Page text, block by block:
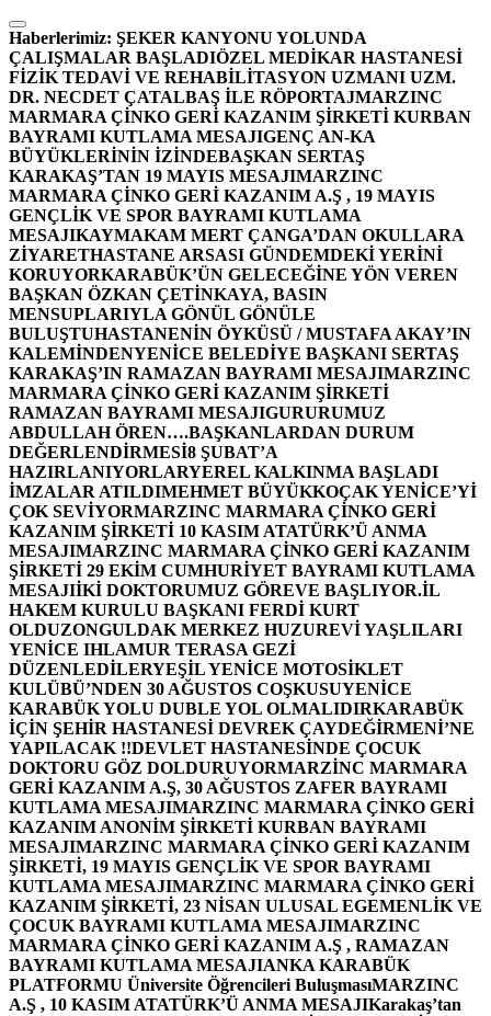
İçeriğe
atla
Haberlerimiz: ŞEKER KANYONU YOLUNDA
ÇALIŞMALAR BAŞLADIÖZEL MEDİKAR HASTANESİ
FİZİK TEDAVİ VE REHABİLİTASYON UZMANI UZM.
DR. NECDET ÇATALBAŞ İLE RÖPORTAJMARZINC
MARMARA ÇİNKO GERİ KAZANIM ŞİRKETİ KURBAN
BAYRAMI KUTLAMA MESAJIGENÇ AN-KA
BÜYÜKLERİNİN İZİNDEBAŞKAN SERTAŞ
KARAKAŞ’TAN 19 MAYIS MESAJIMARZINC
MARMARA ÇİNKO GERİ KAZANIM A.Ş , 19 MAYIS
GENÇLİK VE SPOR BAYRAMI KUTLAMA
MESAJIKAYMAKAM MERT ÇANGA’DAN OKULLARA
ZİYARETHASTANE ARSASI GÜNDEMDEKİ YERİNİ
KORUYORKARABÜK’ÜN GELECEĞİNE YÖN VEREN
BAŞKAN ÖZKAN ÇETİNKAYA, BASIN
MENSUPLARIYLA GÖNÜL GÖNÜLE
BULUŞTUHASTANENİN ÖYKÜSÜ / MUSTAFA AKAY’IN
KALEMİNDENYENİCE BELEDİYE BAŞKANI SERTAŞ
KARAKAŞ’IN RAMAZAN BAYRAMI MESAJIMARZINC
MARMARA ÇİNKO GERİ KAZANIM ŞİRKETİ
RAMAZAN BAYRAMI MESAJIGURURUMUZ
ABDULLAH ÖREN….BAŞKANLARDAN DURUM
DEĞERLENDİRMESİ8 ŞUBAT’A
HAZIRLANIYORLARYEREL KALKINMA BAŞLADI
İMZALAR ATILDIMEHMET BÜYÜKKOÇAK YENİCE’Yİ
ÇOK SEVİYORMARZINC MARMARA ÇİNKO GERİ
KAZANIM ŞİRKETİ 10 KASIM ATATÜRK’Ü ANMA
MESAJIMARZINC MARMARA ÇİNKO GERİ KAZANIM
ŞİRKETİ 29 EKİM CUMHURİYET BAYRAMI KUTLAMA
MESAJIİKİ DOKTORUMUZ GÖREVE BAŞLIYOR.İL
HAKEM KURULU BAŞKANI FERDİ KURT
OLDUZONGULDAK MERKEZ HUZUREVİ YAŞLILARI
YENİCE IHLAMUR TERASA GEZİ
DÜZENLEDİLERYEŞİL YENİCE MOTOSİKLET
KULÜBÜ’NDEN 30 AĞUSTOS COŞKUSUYENİCE
KARABÜK YOLU DUBLE YOL OLMALIDIRKARABÜK
İÇİN ŞEHİR HASTANESİ DEVREK ÇAYDEĞİRMENİ’NE
YAPILACAK !!DEVLET HASTANESİNDE ÇOCUK
DOKTORU GÖZ DOLDURUYORMARZİNC MARMARA
GERİ KAZANIM A.Ş, 30 AĞUSTOS ZAFER BAYRAMI
KUTLAMA MESAJIMARZINC MARMARA ÇİNKO GERİ
KAZANIM ANONİM ŞİRKETİ KURBAN BAYRAMI
MESAJIMARZINC MARMARA ÇİNKO GERİ KAZANIM
ŞİRKETİ, 19 MAYIS GENÇLİK VE SPOR BAYRAMI
KUTLAMA MESAJIMARZINC MARMARA ÇİNKO GERİ
KAZANIM ŞİRKETİ, 23 NİSAN ULUSAL EGEMENLİK VE
ÇOCUK BAYRAMI KUTLAMA MESAJIMARZINC
MARMARA ÇİNKO GERİ KAZANIM A.Ş , RAMAZAN
BAYRAMI KUTLAMA MESAJIANKA KARABÜK
PLATFORMU Üniversite Öğrencileri BuluşmasıMARZINC
A.Ş , 10 KASIM ATATÜRK’Ü ANMA MESAJIKarakaş’tan